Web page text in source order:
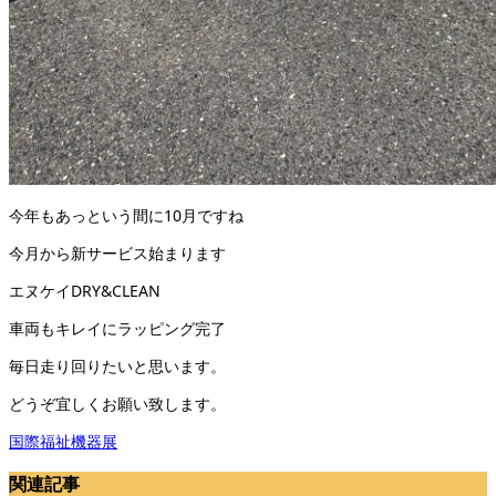
今年もあっという間に10月ですね
今月から新サービス始まります
エヌケイDRY&CLEAN
車両もキレイにラッピング完了
毎日走り回りたいと思います。
どうぞ宜しくお願い致します。
国際福祉機器展
関連記事